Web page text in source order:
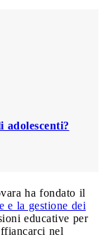
adolescenti?
ha fondato il
e la gestione dei
educative per
nel